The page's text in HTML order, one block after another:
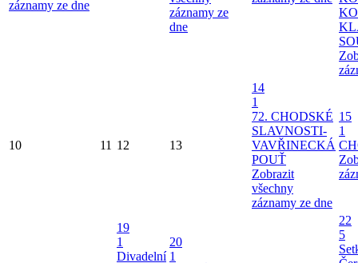
záznamy ze dne
záznamy ze
dne
10 11 12 13
14
1
72. CHODSKÉ
SLAVNOSTI-
VAVŘINECKÁ
POUŤ
Zobrazit
všechny
záznamy ze dne
15
1
19
1
Divadelní
20
1
22
5